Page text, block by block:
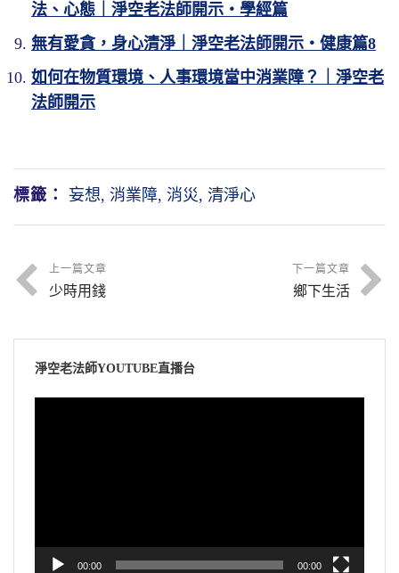
法、心態｜淨空老法師開示・學經篇
無有愛貪，身心清淨｜淨空老法師開示・健康篇8
如何在物質環境、人事環境當中消業障？｜淨空老
法師開示
標籤： 妄想, 消業障, 消災, 清淨心
上一篇文章
少時用錢
下一篇文章
鄉下生活
淨空老法師YOUTUBE直播台
00:00 00:00